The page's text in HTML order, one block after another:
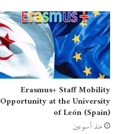
Erasmus+ Staff Mobility
Opportunity at the University
of León (Spain)
منذ أسبوعين